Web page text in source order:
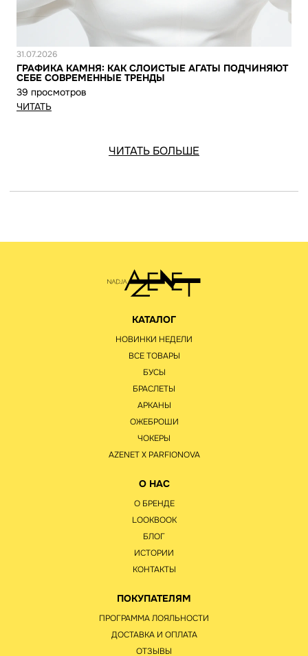
Новость
31.07.2026
ГРАФИКА КАМНЯ: КАК СЛОИСТЫЕ АГАТЫ ПОДЧИНЯЮТ
СЕБЕ СОВРЕМЕННЫЕ ТРЕНДЫ
39 просмотров
ЧИТАТЬ
ЧИТАТЬ БОЛЬШЕ
КАТАЛОГ
НОВИНКИ НЕДЕЛИ
ВСЕ ТОВАРЫ
БУСЫ
БРАСЛЕТЫ
АРКАНЫ
ОЖЕБРОШИ
ЧОКЕРЫ
AZENET Х PARFIONOVA
О НАС
О БРЕНДЕ
LOOKBOOK
БЛОГ
ИСТОРИИ
КОНТАКТЫ
ПОКУПАТЕЛЯМ
ПРОГРАММА ЛОЯЛЬНОСТИ
ДОСТАВКА И ОПЛАТА
ОТЗЫВЫ